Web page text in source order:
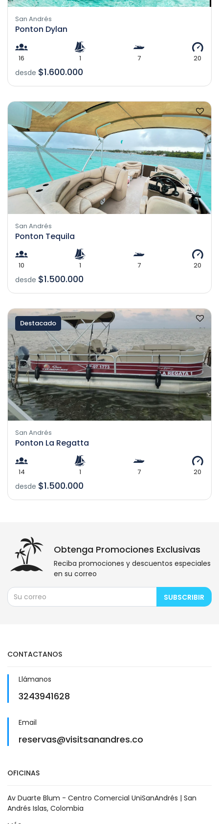
San Andrés
Ponton Dylan
16 1 7 20
desde $1.600.000
San Andrés
Ponton Tequila
10 1 7 20
desde $1.500.000
Destacado
San Andrés
Ponton La Regatta
14 1 7 20
desde $1.500.000
Obtenga Promociones Exclusivas
Reciba promociones y descuentos especiales
en su correo
SUBSCRIBIR
CONTACTANOS
Llámanos
3243941628
Email
reservas@visitsanandres.co
OFICINAS
Av Duarte Blum - Centro Comercial UniSanAndrés | San
Andrés Islas, Colombia